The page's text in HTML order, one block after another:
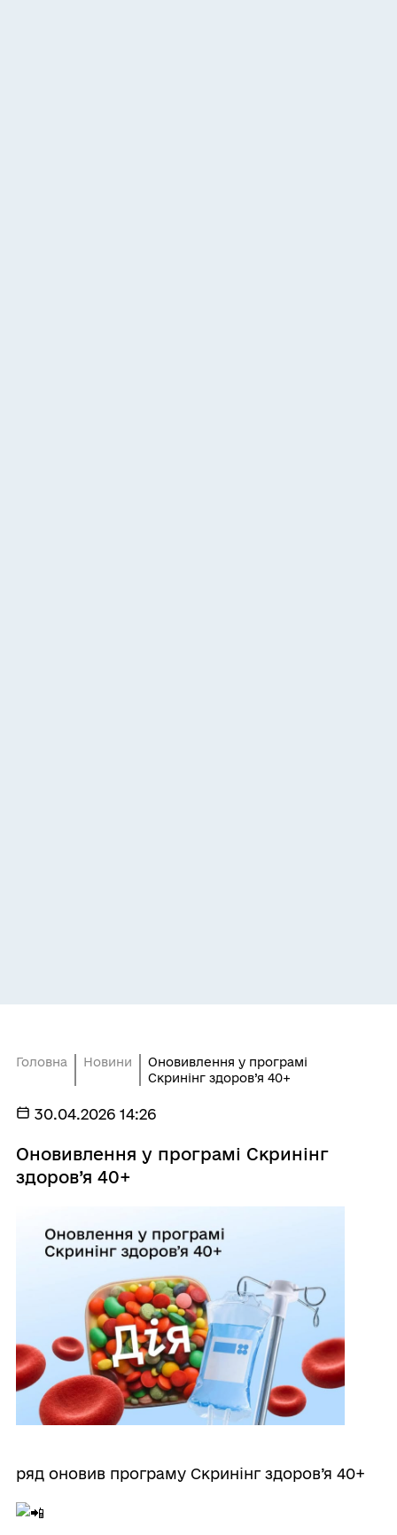
Головна Новини
Оновивлення у програмі
Скринінг здоров’я 40+
30.04.2026 14:26
Оновивлення у програмі Скринінг
здоров’я 40+
ряд оновив програму Скринінг здоров’я 40+